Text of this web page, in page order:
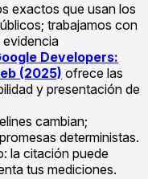
exactos que usan los
trabajamos con
Developers:
(2025) ofrece las
y presentación de
cambian;
deterministas.
la citación puede
tus mediciones.